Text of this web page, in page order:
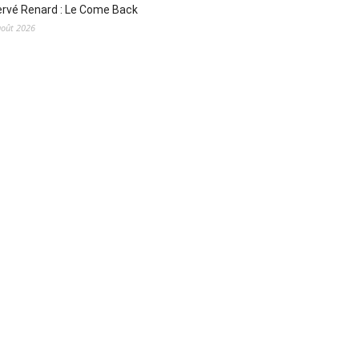
Renard : Le Come Back
2026